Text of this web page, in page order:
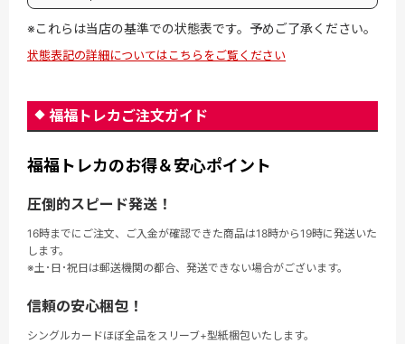
※これらは当店の基準での状態表です。予めご了承ください。
状態表記の詳細についてはこちらをご覧ください
福福トレカご注文ガイド
福福トレカのお得＆安心ポイント
圧倒的スピード発送！
16時までにご注文、ご入金が確認できた商品は18時から19時に発送いた
します。
※土･日･祝日は郵送機関の都合、発送できない場合がございます。
信頼の安心梱包！
シングルカードほぼ全品をスリーブ+型紙梱包いたします。